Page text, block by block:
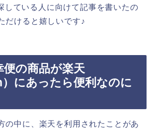
している人に向けて記事を書いたの
だけると嬉しいです♪
の商品が楽天
）にあったら便利なのに
の中に、楽天を利用されたことがあ